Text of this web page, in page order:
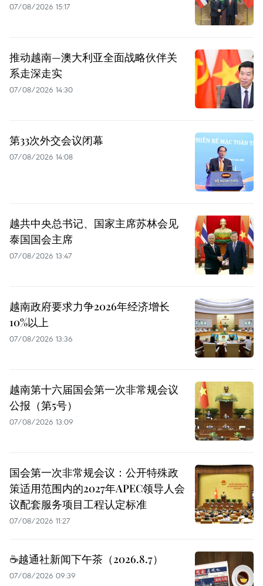
07/08/2026 15:17
推动越南—澳大利亚全面战略伙伴关
系走深走实
07/08/2026 14:30
第33次外交会议闭幕
07/08/2026 14:08
越共中央总书记、国家主席苏林会见
泰国国会主席
07/08/2026 13:47
越南政府要求力争2026年经济增长
10%以上
07/08/2026 13:36
越南第十六届国会第一次非常规会议
公报（第5号）
07/08/2026 13:09
国会第一次非常规会议：公开特殊政
策适用范围内的2027年APEC领导人会
议配套服务项目工程认定标准
07/08/2026 11:27
☕️越通社新闻下午茶（2026.8.7）
07/08/2026 09:39